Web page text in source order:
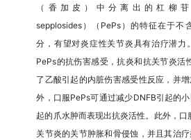
（香加皮）中分离出的杠柳苷
sepplosides）（PePs）的特征在于不
分，有望对炎症性关节炎具有治疗潜力
PePs的抗伤害感受，抗炎和抗关节炎活
了乙酸引起的内脏伤害感受性反应，并
外，口服PePs可通过减少DNFB引起的
起的爪水肿而表现出抗炎活性。此外，
关节炎的关节肿胀和骨侵蚀，并且其治